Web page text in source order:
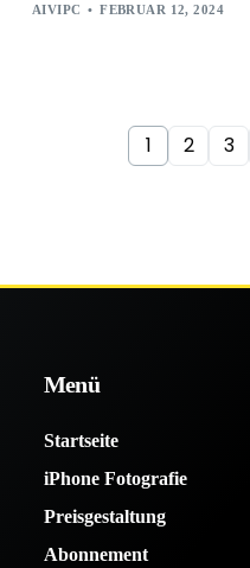
AIVIPC FEBRUAR 12, 2024
1 2 3
Menü
Startseite
iPhone Fotografie
Preisgestaltung
Abonnement